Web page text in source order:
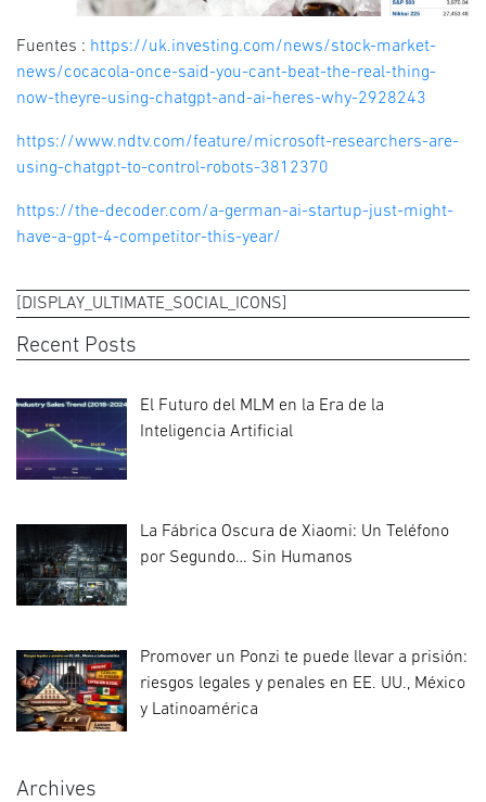
Fuentes : https://uk.investing.com/news/stock-market-
news/cocacola-once-said-you-cant-beat-the-real-thing-
now-theyre-using-chatgpt-and-ai-heres-why-2928243
https://www.ndtv.com/feature/microsoft-researchers-are-
using-chatgpt-to-control-robots-3812370
https://the-decoder.com/a-german-ai-startup-just-might-
have-a-gpt-4-competitor-this-year/
[DISPLAY_ULTIMATE_SOCIAL_ICONS]
Recent Posts
El Futuro del MLM en la Era de la
Inteligencia Artificial
La Fábrica Oscura de Xiaomi: Un Teléfono
por Segundo… Sin Humanos
Promover un Ponzi te puede llevar a prisión:
riesgos legales y penales en EE. UU., México
y Latinoamérica
Archives